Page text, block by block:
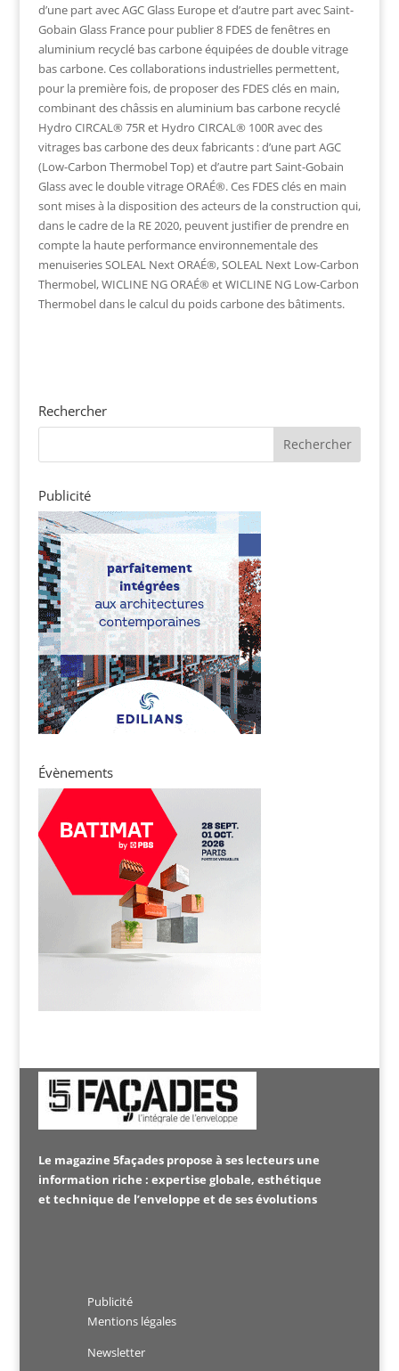
d’une part avec AGC Glass Europe et d’autre part avec Saint-
Gobain Glass France pour publier 8 FDES de fenêtres en
aluminium recyclé bas carbone équipées de double vitrage
bas carbone. Ces collaborations industrielles permettent,
pour la première fois, de proposer des FDES clés en main,
combinant des châssis en aluminium bas carbone recyclé
Hydro CIRCAL® 75R et Hydro CIRCAL® 100R avec des
vitrages bas carbone des deux fabricants : d’une part AGC
(Low-Carbon Thermobel Top) et d’autre part Saint-Gobain
Glass avec le double vitrage ORAÉ®. Ces FDES clés en main
sont mises à la disposition des acteurs de la construction qui,
dans le cadre de la RE 2020, peuvent justifier de prendre en
compte la haute performance environnementale des
menuiseries SOLEAL Next ORAÉ®, SOLEAL Next Low-Carbon
Thermobel, WICLINE NG ORAÉ® et WICLINE NG Low-Carbon
Thermobel dans le calcul du poids carbone des bâtiments.
Rechercher
Publicité
Évènements
Le magazine 5façades propose à ses lecteurs une
information riche : expertise globale, esthétique
et technique de l’enveloppe et de ses évolutions
Publicité
Mentions légales
Newsletter